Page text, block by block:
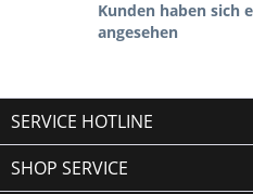
Kunden haben sich
angesehen
SERVICE HOTLINE
SHOP SERVICE